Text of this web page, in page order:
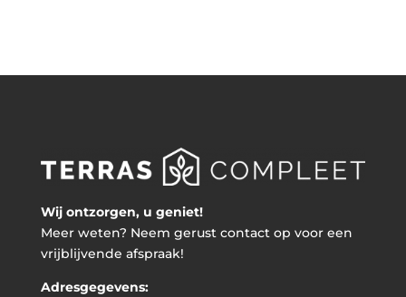
Wij ontzorgen, u geniet!
Meer weten? Neem gerust contact op voor een
vrijblijvende afspraak!
Adresgegevens: